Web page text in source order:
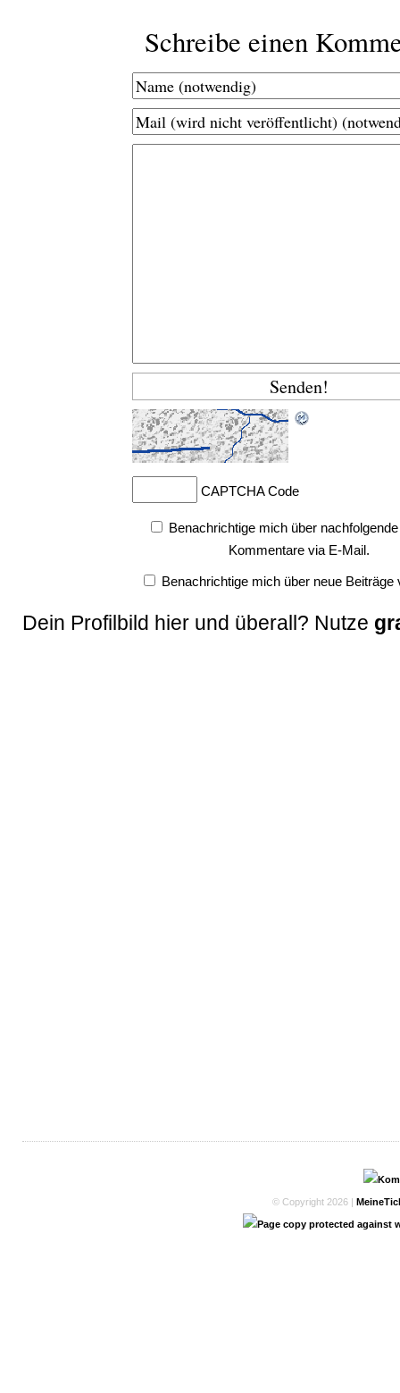
Schreibe einen
CAPTCHA Code
Benachrichtige mich über nachfolgende
Kommentare via E-Mail.
Benachrichtige mich über neue Beiträge
Dein Profilbild hier und überall? Nutze
© Copyright 2026 |